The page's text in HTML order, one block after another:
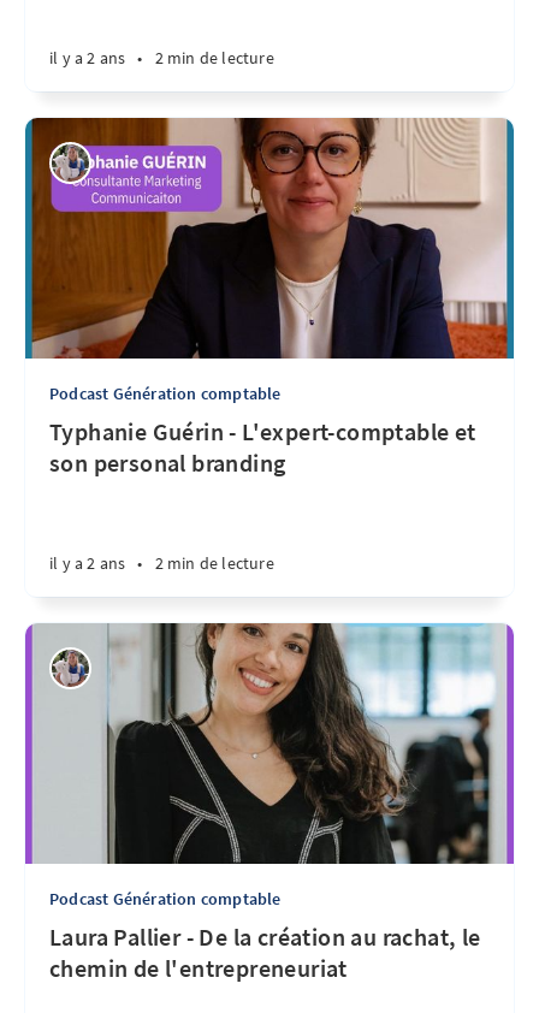
il y a 2 ans • 2 min de lecture
Podcast Génération comptable
Typhanie Guérin - L'expert-comptable et
son personal branding
il y a 2 ans • 2 min de lecture
Podcast Génération comptable
Laura Pallier - De la création au rachat, le
chemin de l'entrepreneuriat